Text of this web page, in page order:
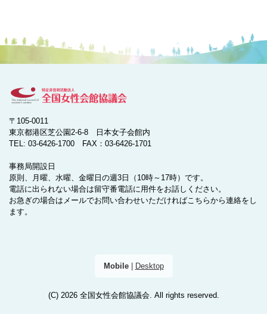
〒105-0011
東京都港区芝公園2-6-8 日本女子会館内
TEL: 03-6426-1700 FAX：03-6426-1701
事務局開設日
原則、月曜、水曜、金曜日の週3日（10時～17時）です。
電話に出られない場合は留守番電話に用件をお話しください。
お急ぎの場合はメールでお問い合わせいただければこちらから連絡をし
ます。
Mobile| Desktop
(C) 2026 全国女性会館協議会. All rights reserved.